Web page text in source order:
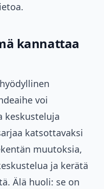
kannattaa
voi
keskusteluja
katsottavaksi
muutoksia,
ja kerätä
Älä huoli: se on